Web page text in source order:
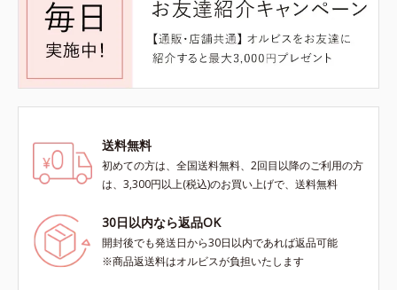
送料無料
初めての方は、全国送料無料、2回目以降のご利用の方
は、3,300円以上(税込)のお買い上げで、送料無料
30日以内なら返品OK
開封後でも発送日から30日以内であれば返品可能
※商品返送料はオルビスが負担いたします